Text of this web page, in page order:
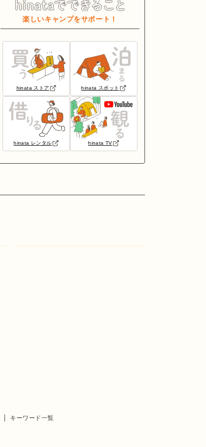
楽しいキャンプをサポート！
hinata ストア hinata スポット
hinata レンタル hinata TV
キーワード一覧